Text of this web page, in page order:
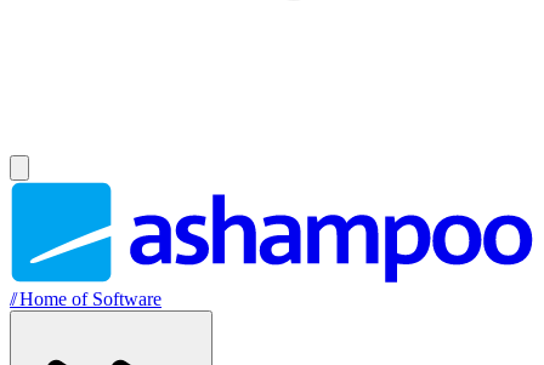
//Home of Software